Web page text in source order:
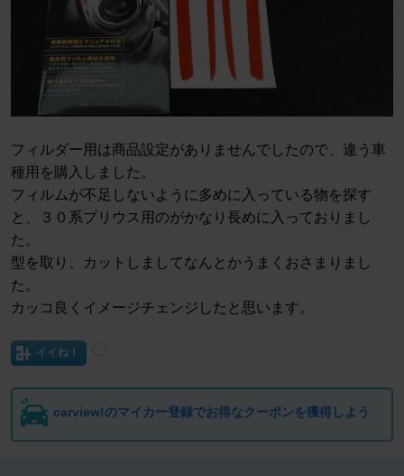
フィルダー用は商品設定がありませんでしたので、違う車
種用を購入しました。
フィルムが不足しないように多めに入っている物を探す
と、３０系プリウス用のがかなり長めに入っておりまし
た。
型を取り、カットしましてなんとかうまくおさまりまし
た。
カッコ良くイメージチェンジしたと思います。
イイね！
carview!のマイカー登録でお得なクーポンを獲得しよう